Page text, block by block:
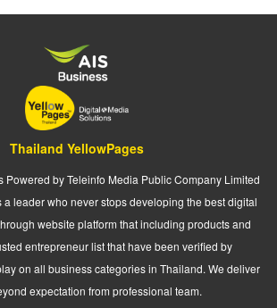
Thailand YellowPages
Powered by Teleinfo Media Public Company Limited
a leader who never stops developing the best digital
website platform that including products and
entrepreneur list that have been verified by
on all business categories in Thailand. We deliver
expectation from professional team.